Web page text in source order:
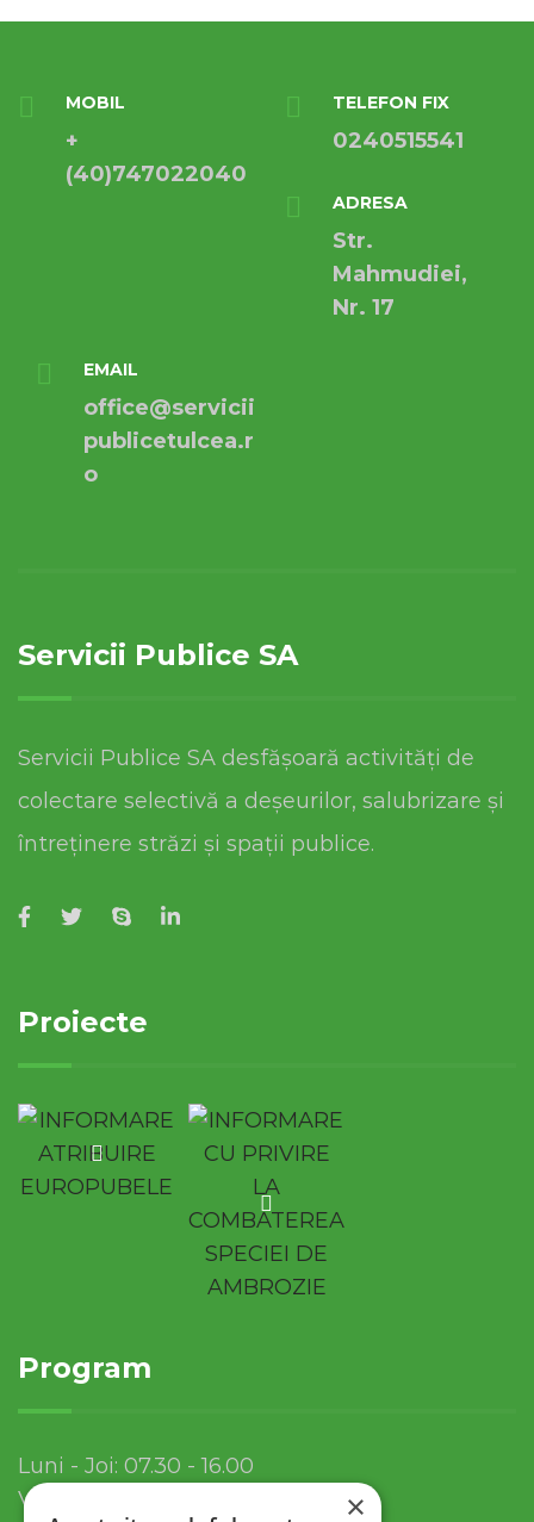
MOBIL
+
(40)747022040
TELEFON FIX
0240515541
ADRESA
Str.
Mahmudiei,
Nr. 17
EMAIL
office@servicii
publicetulcea.r
o
Servicii Publice SA
Servicii Publice SA desfășoară activități de
colectare selectivă a deșeurilor, salubrizare și
întreținere străzi și spații publice.
Proiecte
Program
Luni - Joi: 07.30 - 16.00
Vineri: 07.30 - 13.30
×